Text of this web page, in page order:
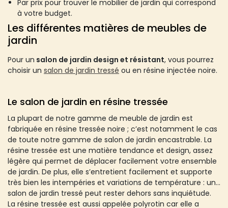
Par prix pour trouver le mobilier de jardin qui correspond
à votre budget.
Les différentes matières de meubles de
jardin
Pour un salon de jardin design et résistant, vous pourrez
choisir un salon de jardin tressé ou en résine injectée noire.
Le salon de jardin en résine tressée
La plupart de notre gamme de meuble de jardin est
fabriquée en résine tressée noire ; c’est notamment le cas
de toute notre gamme de salon de jardin encastrable. La
résine tressée est une matière tendance et design, assez
légère qui permet de déplacer facilement votre ensemble
de jardin. De plus, elle s’entretient facilement et supporte
très bien les intempéries et variations de température : un
salon de jardin tressé peut rester dehors sans inquiétude.
La résine tressée est aussi appelée polyrotin car elle a